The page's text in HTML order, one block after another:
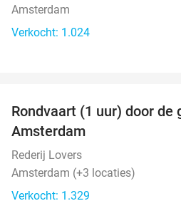
Amsterdam
Verkocht: 1.024
Rondvaart (1 uur) door de
Amsterdam
Rederij Lovers
Amsterdam (+3 locaties)
Verkocht: 1.329